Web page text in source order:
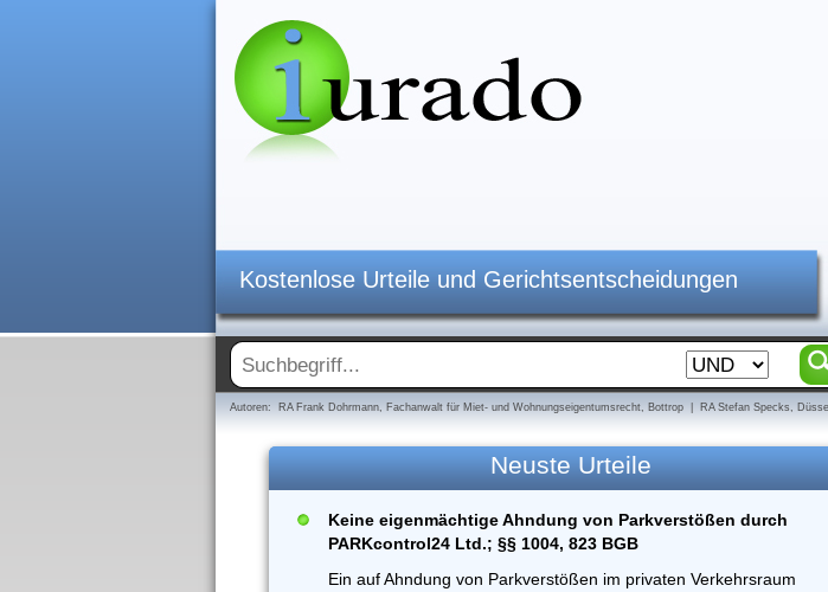
Kostenlose Urteile und Gerichtsentscheidungen
Autoren: RA Frank Dohrmann, Fachanwalt für Miet- und Wohnungseigentumsrecht, Bottrop | RA Stefan Specks,
Neuste Urteile
Keine eigenmächtige Ahndung von Parkverstößen durch
PARKcontrol24 Ltd.; §§ 1004, 823 BGB
Ein auf Ahndung von Parkverstößen im privaten Verkehrsraum